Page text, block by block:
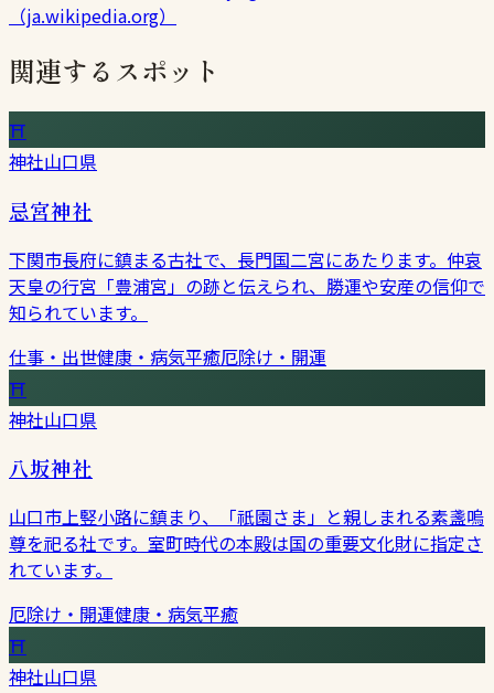
（ja.wikipedia.org）
関連するスポット
⛩
神社山口県
忌宮神社
下関市長府に鎮まる古社で、長門国二宮にあたります。仲哀
天皇の行宮「豊浦宮」の跡と伝えられ、勝運や安産の信仰で
知られています。
仕事・出世健康・病気平癒厄除け・開運
⛩
神社山口県
八坂神社
山口市上竪小路に鎮まり、「祇園さま」と親しまれる素盞嗚
尊を祀る社です。室町時代の本殿は国の重要文化財に指定さ
れています。
厄除け・開運健康・病気平癒
⛩
神社山口県